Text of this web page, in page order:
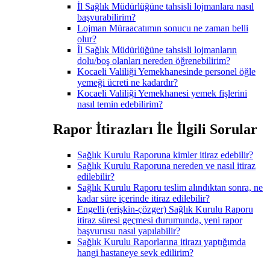
İl Sağlık Müdürlüğüne tahsisli lojmanlara nasıl
başvurabilirim?
Lojman Müraacatımın sonucu ne zaman belli
olur?
İl Sağlık Müdürlüğüne tahsisli lojmanların
dolu/boş olanları nereden öğrenebilirim?
Kocaeli Valiliği Yemekhanesinde personel öğle
yemeği ücreti ne kadardır?
Kocaeli Valiliği Yemekhanesi yemek fişlerini
nasıl temin edebilirim?
Rapor İtirazları İle İlgili Sorular
Sağlık Kurulu Raporuna kimler itiraz edebilir?
Sağlık Kurulu Raporuna nereden ve nasıl itiraz
edilebilir?
Sağlık Kurulu Raporu teslim alındıktan sonra, ne
kadar süre içerinde itiraz edilebilir?
Engelli (erişkin-çözger) Sağlık Kurulu Raporu
itiraz süresi geçmesi durumunda, yeni rapor
başvurusu nasıl yapılabilir?
Sağlık Kurulu Raporlarına itirazı yaptığımda
hangi hastaneye sevk edilirim?